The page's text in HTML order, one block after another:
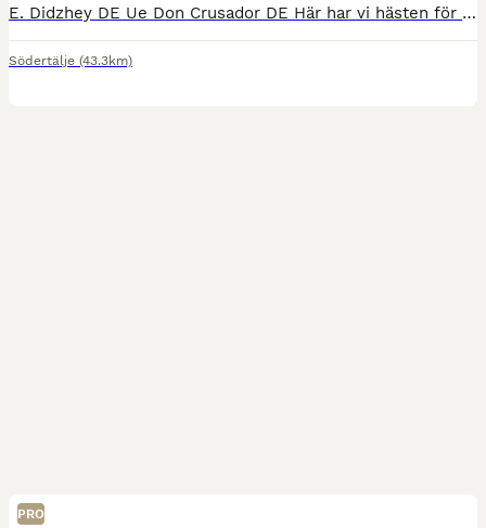
E. Didzhey DE Ue Don Crusador DE Här har vi hästen för dig som söker det där extra inom dressyren! En underbar kille som älskar att arbeta och alltid försöker göra rätt. Holiday är en vaken kille me
Södertälje (43.3km)
PRO